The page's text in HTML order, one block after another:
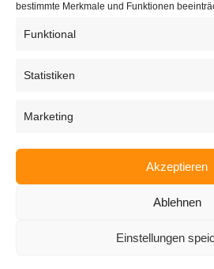
bestimmte Merkmale und Funktionen
Funktional
Statistiken
Marketing
Akzeptieren
Ablehnen
Einstellungen
Startseite
Anwendungen
EyeCademy